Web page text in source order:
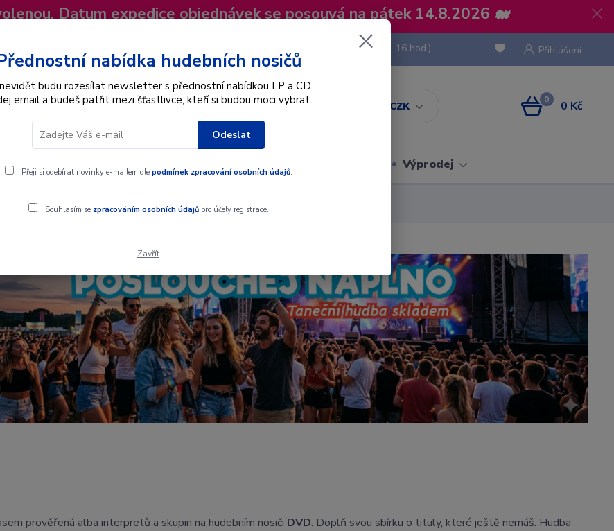
Datum expedice objednávek se posouvá na pátek 14.8.2026 🐋
CZK
Přihlášení
Hledat
(Po-Pá, 8 - 16 hod.)
0 0 Kč
Interpret Dárkové poukazy Výprodej
prověřená alba interpretů a skupin na hudebním nosiči DVD. Doplň svou sbírku o tituly, které ještě nemáš. Hudba
nabídka hudebních nosičů
budu rozesílat newsletter s přednostní nabídkou LP a CD.
email a budeš patřit mezi šťastlivce, kteří si budou moci vybrat.
Odeslat
Přeji si odebírat novinky e-mailem dle podmínek zpracování osobních údajů.
Souhlasím se zpracováním osobních údajůpro účely registrace.
Zavřít